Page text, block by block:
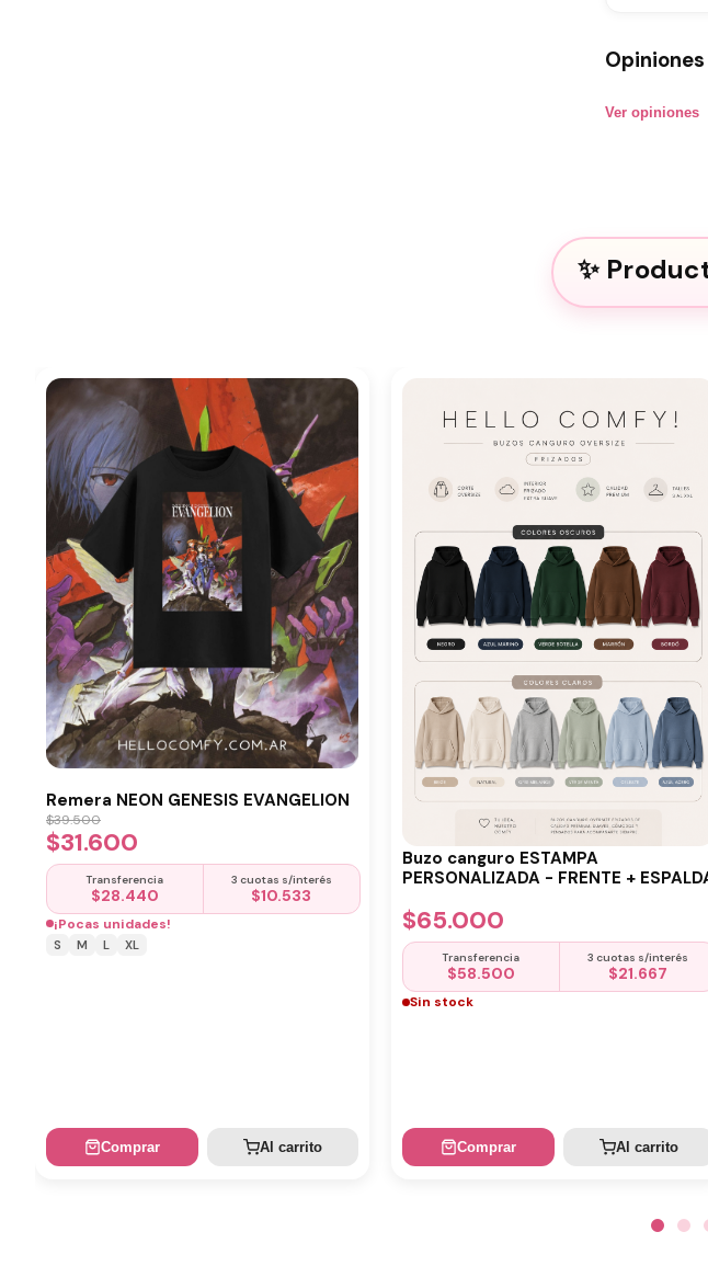
Opiniones
Ver opiniones
Remera NEON GENESIS EVANGELION
$39.500
$31.600
Transferencia
$28.440
3 cuotas s/interés
$10.533
¡Pocas unidades!
S M L XL
Comprar Al carrito
Buzo canguro ESTAMPA
PERSONALIZADA - FRENTE +
$65.000
Transferencia
$58.500
3 cuotas s/interés
$21.667
Sin stock
Comprar Al carrito